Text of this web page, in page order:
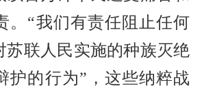
。“我们有责任阻止任何
苏联人民实施的种族灭绝
护的行为”，这些纳粹战